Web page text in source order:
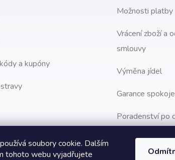
soubory cookie. Dalším
tohoto webu vyjadřujete
a kupóny
Možnosti platby
Vrácení zboží a
smlouvy
Výměna jídel
Garance
Poradenství po